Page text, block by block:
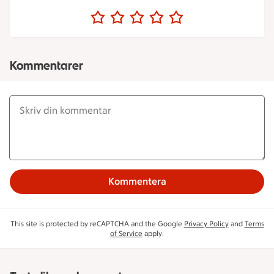
Kommentarer
Kommentera
This site is protected by reCAPTCHA and the Google Privacy Policyand Terms
of Service apply.